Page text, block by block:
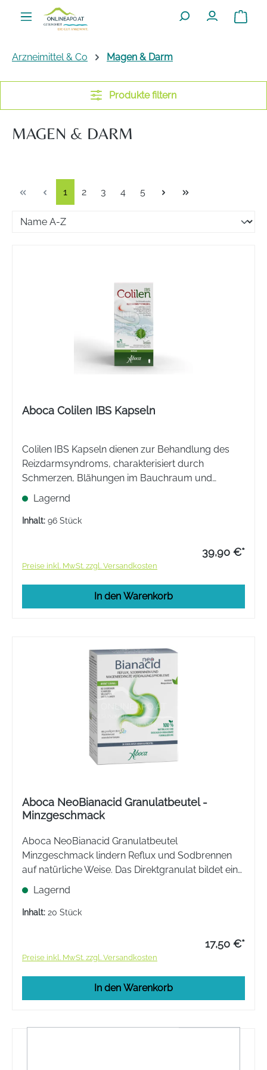
Zum Hauptinhalt springen
Arzneimittel & Co Magen & Darm
Produkte filtern
MAGEN & DARM
Seite
1 Seite
2 Seite
3 Seite
4 Seite
5
Aboca Colilen IBS Kapseln
Colilen IBS Kapseln dienen zur Behandlung des
Reizdarmsyndroms, charakterisiert durch
Schmerzen, Blähungen im Bauchraum und
unregelmäßigen Stuhlgang. 100% natürliche
Inhaltsstoffe.
Lagernd
Inhalt: 96 Stück
39,90 €*
Preise inkl. MwSt. zzgl. Versandkosten
In den Warenkorb
Aboca NeoBianacid Granulatbeutel -
Minzgeschmack
Aboca NeoBianacid Granulatbeutel
Minzgeschmack lindern Reflux und Sodbrennen
auf natürliche Weise. Das Direktgranulat bildet eine
schützende Barriereschicht auf der Schleimhaut,
ohne die Magensäure zu hemmen.
Lagernd
Inhalt: 20 Stück
17,50 €*
Preise inkl. MwSt. zzgl. Versandkosten
In den Warenkorb